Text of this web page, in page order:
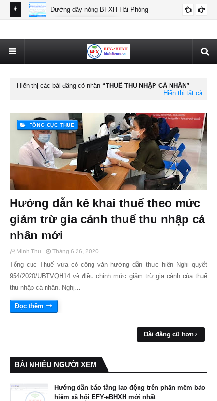
Đường dây nóng BHXH Hải Phòng
Hiển thị các bài đăng có nhãn
THUẾ THU NHẬP CÁ NHÂN
Hiển thị tất cả
TỔNG CỤC THUẾ
Hướng dẫn kê khai thuế theo mức
giảm trừ gia cảnh thuế thu nhập cá
nhân mới
Minh Thu Tháng 6 26, 2020
Tổng cục Thuế vừa có công văn hướng dẫn thực hiện Nghị quyết
954/2020/UBTVQH14 về điều chỉnh mức giảm trừ gia cảnh của thuế
thu nhập cá nhân. Nghị…
Đọc thêm
Bài đăng cũ hơn
BÀI NHIỀU NGƯỜI XEM
Hướng dẫn báo tăng lao động trên phần mềm bảo
hiểm xã hội EFY-eBHXH mới nhất